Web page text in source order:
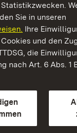
Sie in unseren
Ihre
und den
die
nach Art. 6 Abs. 1
und Gärten
und Gärten
Leichte Sprache
Seiten)